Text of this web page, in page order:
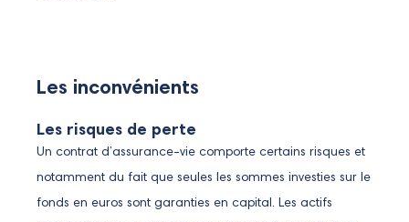
Les inconvénients
Les risques de perte
Un contrat d’assurance-vie comporte certains risques et
notamment du fait que seules les sommes investies sur le
fonds en euros sont garanties en capital. Les actifs